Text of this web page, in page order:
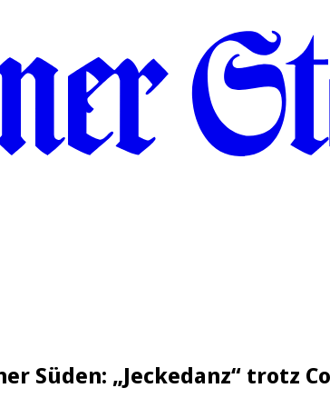
Süden: „Jeckedanz“ trotz